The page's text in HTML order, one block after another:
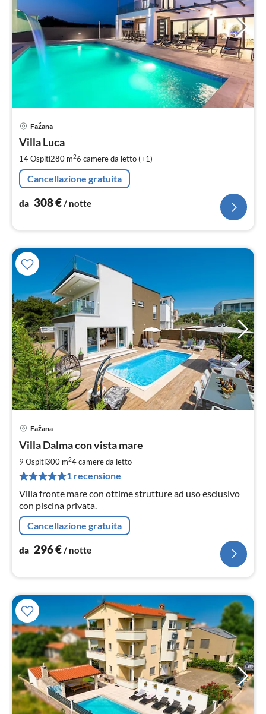
Fažana
Villa Luca
14 Ospiti280 m26 camere da letto (+1)
Cancellazione gratuita
da 308€/ notte
Fažana
Villa Dalma con vista mare
9 Ospiti300 m24camere da letto
1 recensione
Villa fronte mare con ottime strutture ad uso esclusivo
con piscina privata.
Cancellazione gratuita
da 296€/ notte